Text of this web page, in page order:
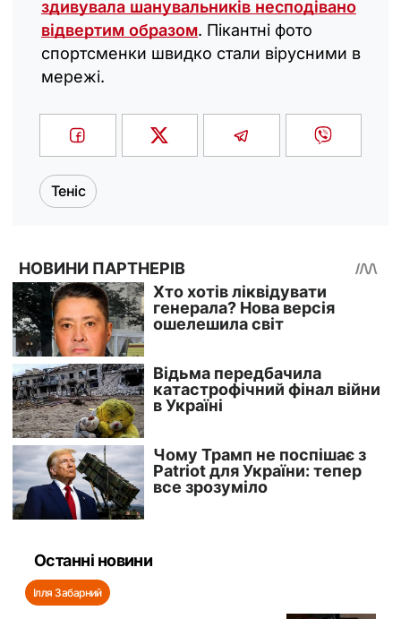
здивувала шанувальників несподівано
відвертим образом. Пікантні фото
спортсменки швидко стали вірусними в
мережі.
Теніс
Останні новини
Ілля Забарний